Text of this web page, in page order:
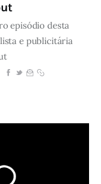
episódio desta
e publicitária